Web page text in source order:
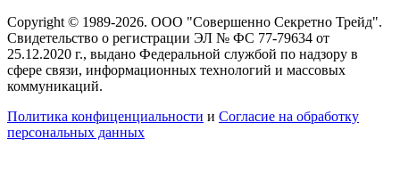
Copyright © 1989-2026. ООО "Совершенно Секретно Трейд".
Свидетельство о регистрации ЭЛ № ФС 77-79634 от
25.12.2020 г., выдано Федеральной службой по надзору в
сфере связи, информационных технологий и массовых
коммуникаций.
Политика конфиценциальности и Согласие на обработку
персональных данных